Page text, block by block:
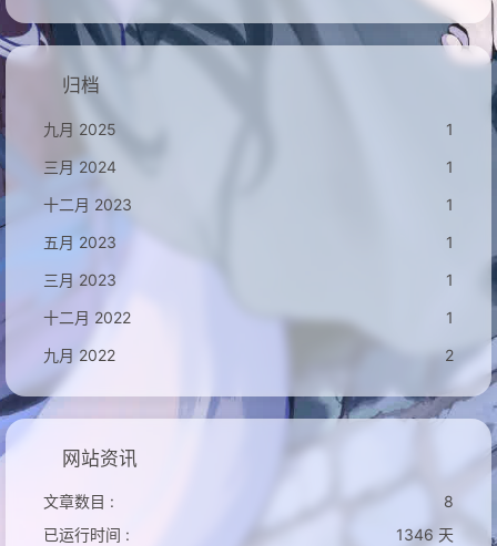
归档
九月 2025
1
三月 2024
1
十二月 2023
1
五月 2023
1
三月 2023
1
十二月 2022
1
九月 2022
2
网站资讯
文章数目 :
8
已运行时间 :
1346 天